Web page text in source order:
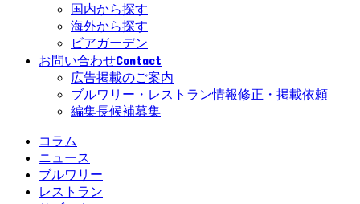
国内から探す
海外から探す
ビアガーデン
お問い合わせContact
広告掲載のご案内
ブルワリー・レストラン情報修正・掲載依頼
編集長候補募集
コラム
ニュース
ブルワリー
レストラン